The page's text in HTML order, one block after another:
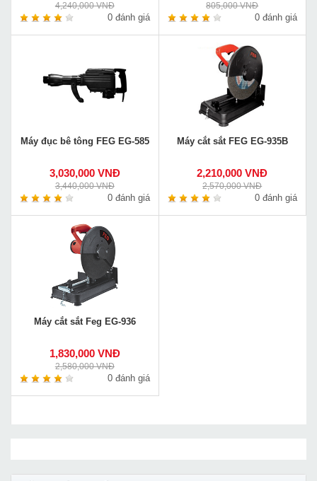
4,240,000 VNĐ
0 đánh giá
805,000 VNĐ
0 đánh giá
Máy đục bê tông FEG EG-585
3,030,000 VNĐ
3,440,000 VNĐ
0 đánh giá
Máy cắt sắt FEG EG-935B
2,210,000 VNĐ
2,570,000 VNĐ
0 đánh giá
Máy cắt sắt Feg EG-936
1,830,000 VNĐ
2,580,000 VNĐ
0 đánh giá